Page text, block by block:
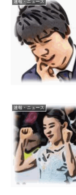
速報・ニュース
速報・ニュース